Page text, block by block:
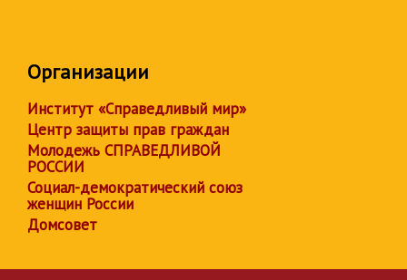
Организации
Институт «Справедливый мир»
Центр защиты прав граждан
Молодежь СПРАВЕДЛИВОЙ
РОССИИ
Социал-демократический союз
женщин России
Домсовет